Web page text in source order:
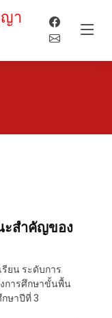
า
ะสำคัญของ
ยน ระดับการ
การศึกษาขั้นพื้น
ษาปีที่ 3